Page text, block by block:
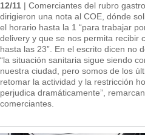
12/11 | Comerciantes del rubro
dirigieron una nota al COE, dónde
el horario hasta la 1 “para trabajar
delivery y que se nos permita recibir
hasta las 23”. En el escrito dicen no
“la situación sanitaria sigue siendo
nuestra ciudad, pero somos de los
retomar la actividad y la restricción
perjudica dramáticamente”,
comerciantes.